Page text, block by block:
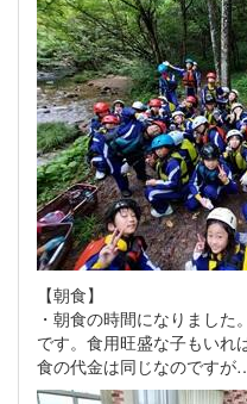
【朝食】
・朝食の時間になりまし
です。食用旺盛な子もいれ
食の代金は同じなのですが…